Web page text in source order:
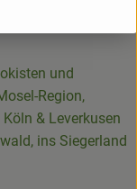
und
Region,
& Leverkusen
ins Siegerland